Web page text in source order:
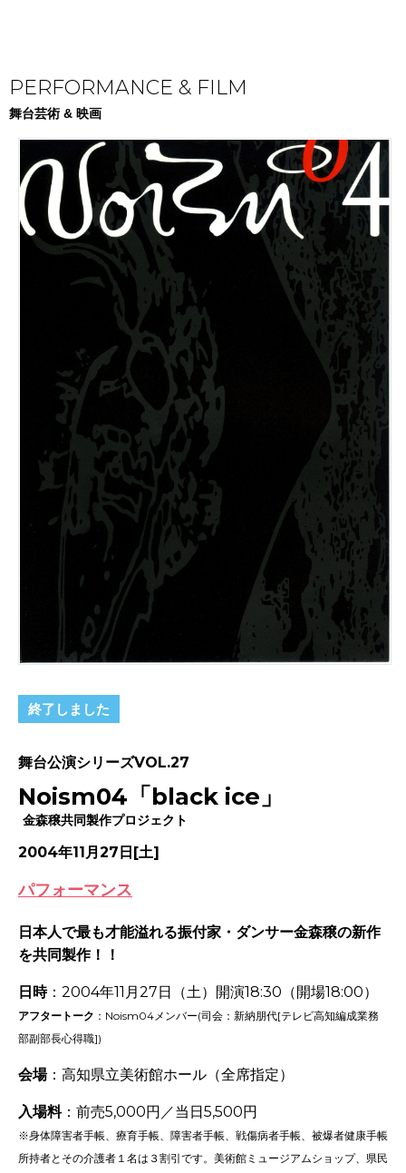
PERFORMANCE & FILM
舞台芸術 & 映画
終了しました
舞台公演シリーズVOL.27
Noism04「black ice」
金森穣共同製作プロジェクト
2004年11月27日[土]
パフォーマンス
日本人で最も才能溢れる振付家・ダンサー金森穣の新作
を共同製作！！
日時：2004年11月27日（土）開演18:30（開場18:00）
アフタートーク ：Noism04メンバー(司会：新納朋代[テレビ高知編成業務
部副部長心得職])
会場：高知県立美術館ホール（全席指定）
入場料：前売5,000円／当日5,500円
※身体障害者手帳、療育手帳、障害者手帳、戦傷病者手帳、被爆者健康手帳
所持者とその介護者１名は３割引です。美術館ミュージアムショップ、県民